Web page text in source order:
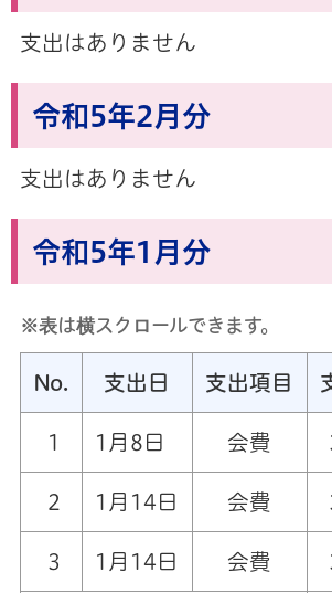
支出はありません
令和5年2月分
支出はありません
令和5年1月分
※表は横スクロールできます。
No. 支出日 支出項目
1 1月8日 会費
2 1月14日 会費
3 1月14日 会費